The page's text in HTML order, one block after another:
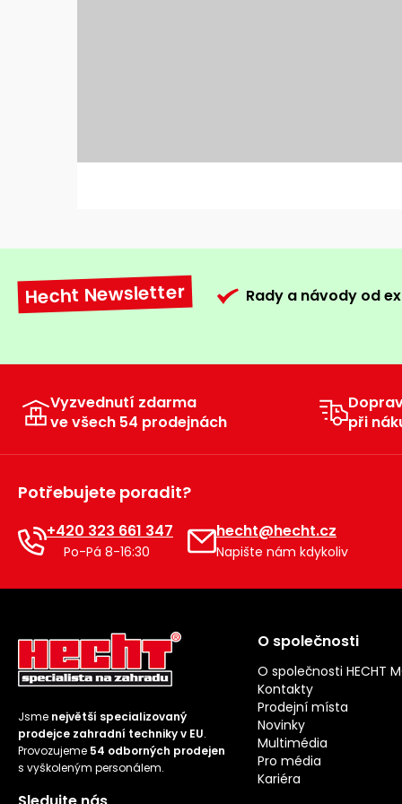
Hecht Newsletter Rady a návody od
Vyzvednutí zdarma
ve všech 54 prodejnách
při
Potřebujete poradit?
+420 323 661 347
Po-Pá 8-16:30
hecht@hecht.cz
Napište nám kdykoliv
Jsme největší specializovaný
prodejce zahradní techniky v EU.
Provozujeme 54 odborných prodejen
s vyškoleným personálem.
O společnosti
O společnosti HECHT
Kontakty
Prodejní místa
Novinky
Multimédia
Pro média
Kariéra